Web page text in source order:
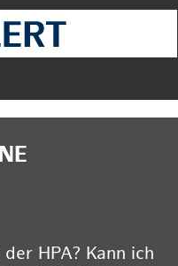
HPA? Kann ich